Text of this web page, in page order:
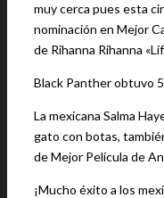
muy cerca pues esta
nominación en Mejor
de Rihanna Rihanna
Black Panther obtuvo
La mexicana Salma
gato con botas,
de Mejor Película de
¡Mucho éxito a los